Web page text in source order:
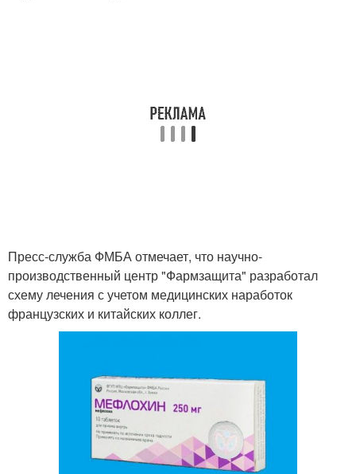
Пресс-служба ФМБА отмечает, что научно-
производственный центр "Фармзащита" разработал
схему лечения с учетом медицинских наработок
французских и китайских коллег.